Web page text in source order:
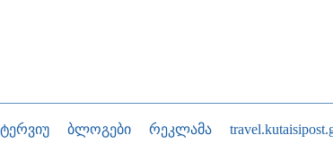
ბლოგები რეკლამა